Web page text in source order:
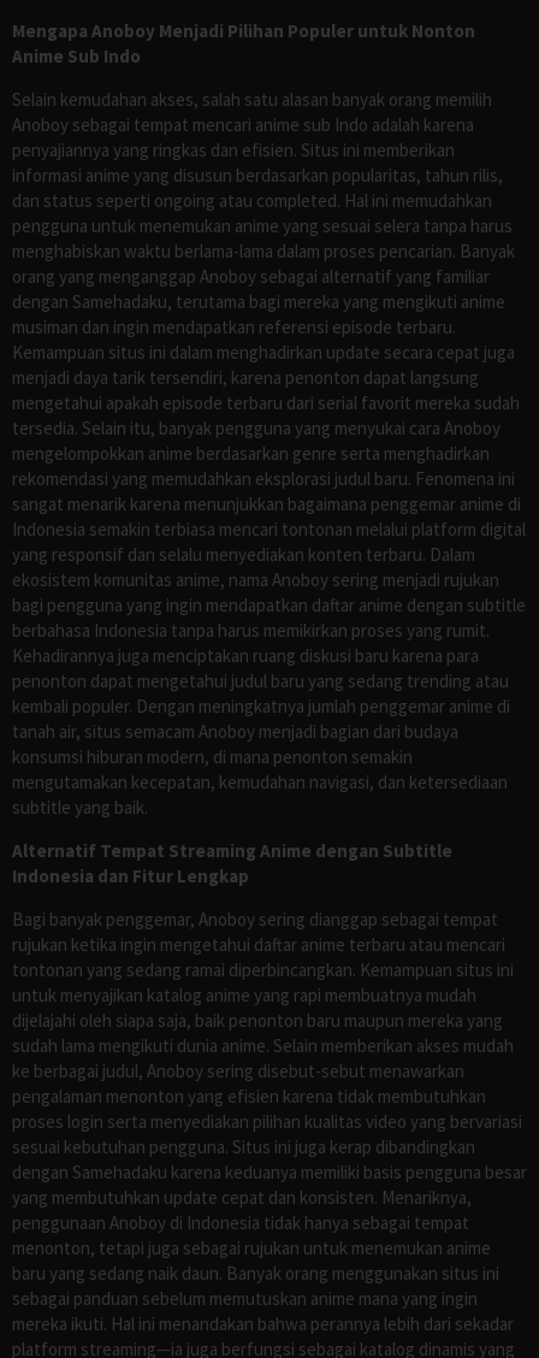
Mengapa Anoboy Menjadi Pilihan Populer untuk Nonton
Anime Sub Indo
Selain kemudahan akses, salah satu alasan banyak orang memilih
Anoboy sebagai tempat mencari anime sub Indo adalah karena
penyajiannya yang ringkas dan efisien. Situs ini memberikan
informasi anime yang disusun berdasarkan popularitas, tahun rilis,
dan status seperti ongoing atau completed. Hal ini memudahkan
pengguna untuk menemukan anime yang sesuai selera tanpa harus
menghabiskan waktu berlama-lama dalam proses pencarian. Banyak
orang yang menganggap Anoboy sebagai alternatif yang familiar
dengan Samehadaku, terutama bagi mereka yang mengikuti anime
musiman dan ingin mendapatkan referensi episode terbaru.
Kemampuan situs ini dalam menghadirkan update secara cepat juga
menjadi daya tarik tersendiri, karena penonton dapat langsung
mengetahui apakah episode terbaru dari serial favorit mereka sudah
tersedia. Selain itu, banyak pengguna yang menyukai cara Anoboy
mengelompokkan anime berdasarkan genre serta menghadirkan
rekomendasi yang memudahkan eksplorasi judul baru. Fenomena ini
sangat menarik karena menunjukkan bagaimana penggemar anime di
Indonesia semakin terbiasa mencari tontonan melalui platform digital
yang responsif dan selalu menyediakan konten terbaru. Dalam
ekosistem komunitas anime, nama Anoboy sering menjadi rujukan
bagi pengguna yang ingin mendapatkan daftar anime dengan subtitle
berbahasa Indonesia tanpa harus memikirkan proses yang rumit.
Kehadirannya juga menciptakan ruang diskusi baru karena para
penonton dapat mengetahui judul baru yang sedang trending atau
kembali populer. Dengan meningkatnya jumlah penggemar anime di
tanah air, situs semacam Anoboy menjadi bagian dari budaya
konsumsi hiburan modern, di mana penonton semakin
mengutamakan kecepatan, kemudahan navigasi, dan ketersediaan
subtitle yang baik.
Alternatif Tempat Streaming Anime dengan Subtitle
Indonesia dan Fitur Lengkap
Bagi banyak penggemar, Anoboy sering dianggap sebagai tempat
rujukan ketika ingin mengetahui daftar anime terbaru atau mencari
tontonan yang sedang ramai diperbincangkan. Kemampuan situs ini
untuk menyajikan katalog anime yang rapi membuatnya mudah
dijelajahi oleh siapa saja, baik penonton baru maupun mereka yang
sudah lama mengikuti dunia anime. Selain memberikan akses mudah
ke berbagai judul, Anoboy sering disebut-sebut menawarkan
pengalaman menonton yang efisien karena tidak membutuhkan
proses login serta menyediakan pilihan kualitas video yang bervariasi
sesuai kebutuhan pengguna. Situs ini juga kerap dibandingkan
dengan Samehadaku karena keduanya memiliki basis pengguna besar
yang membutuhkan update cepat dan konsisten. Menariknya,
penggunaan Anoboy di Indonesia tidak hanya sebagai tempat
menonton, tetapi juga sebagai rujukan untuk menemukan anime
baru yang sedang naik daun. Banyak orang menggunakan situs ini
sebagai panduan sebelum memutuskan anime mana yang ingin
mereka ikuti. Hal ini menandakan bahwa perannya lebih dari sekadar
platform streaming—ia juga berfungsi sebagai katalog dinamis yang